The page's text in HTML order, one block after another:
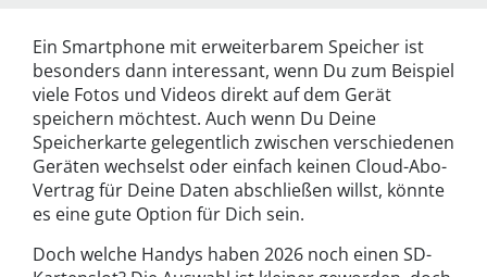
Ein Smartphone mit erweiterbarem Speicher ist
besonders dann interessant, wenn Du zum Beispiel
viele Fotos und Videos direkt auf dem Gerät
speichern möchtest. Auch wenn Du Deine
Speicherkarte gelegentlich zwischen verschiedenen
Geräten wechselst oder einfach keinen Cloud-Abo-
Vertrag für Deine Daten abschließen willst, könnte
es eine gute Option für Dich sein.
Doch welche Handys haben 2026 noch einen SD-